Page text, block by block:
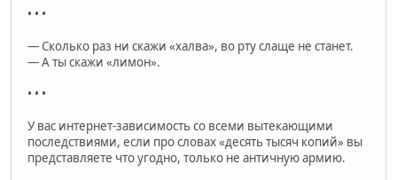
• • •
— Сколько раз ни скажи «халва», во рту слаще не станет.
— А ты скажи «лимон».
• • •
У вас интернет-зависимость со всеми вытекающими
последствиями, если про словах «десять тысяч копий» вы
представляете что угодно, только не античную армию.